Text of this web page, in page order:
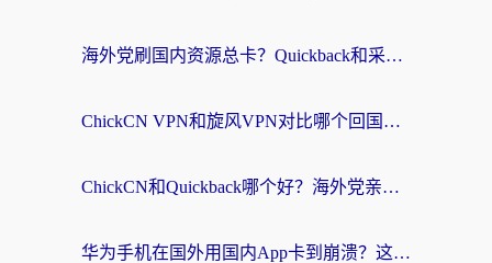
海外党刷国内资源总卡？Quickback和采集蜂好用吗？这篇指南帮你避坑
ChickCN VPN和旋风VPN对比哪个回国效果更好？海外党亲测实用指南
ChickCN和Quickback哪个好？海外党亲测回国加速器，轻松解锁国内资源（附避坑指南）
华为手机在国外用国内App卡到崩溃？这篇加速器指南帮你无缝刷剧打游戏